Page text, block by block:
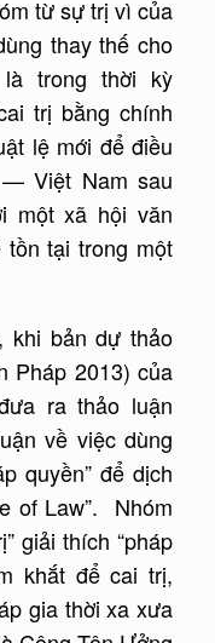
từ sự trị vì của
thay thế cho
trong thời kỳ
trị bằng chính
lệ mới để điều
Việt Nam sau
xã hội văn
tại trong một
khi bản dự thảo
Pháp 2013) của
ra thảo luận
về việc dùng
quyền” để dịch
of Law”. Nhóm
giải thích “pháp
khắt để cai trị,
gia thời xa xưa